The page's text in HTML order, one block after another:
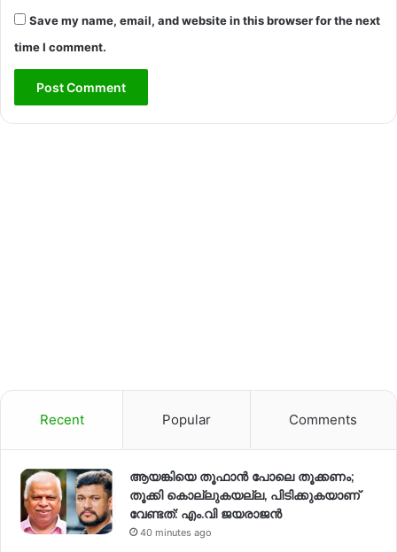
Save my name, email, and website in this browser for the next
time I comment.
Recent Popular Comments
ആയങ്കിയെ തൂഫാൻ പോലെ തൂക്കണം;
തൂക്കി കൊല്ലുകയല്ല, പിടിക്കുകയാണ്
വേണ്ടത്: എം.വി ജയരാജൻ
40 minutes ago